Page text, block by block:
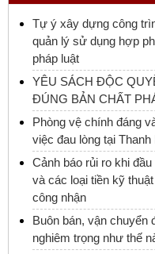
Tự ý xây dựng công
quản lý sử dụng hợp
pháp luật
YÊU SÁCH ĐỘC
ĐÚNG BẢN CHẤT
Phòng vệ chính đáng
việc đau lòng tại Thanh
Cảnh báo rủi ro khi
và các loại tiền kỹ
công nhận
Buôn bán, vận chuyển
nghiêm trọng như thế